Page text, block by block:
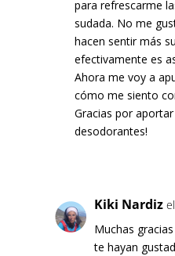
para refrescarme
sudada. No me
hacen sentir más
efectivamente es
Ahora me voy a
cómo me siento
Gracias por
desodorantes!
Kiki Nardiz
Muchas
te hayan